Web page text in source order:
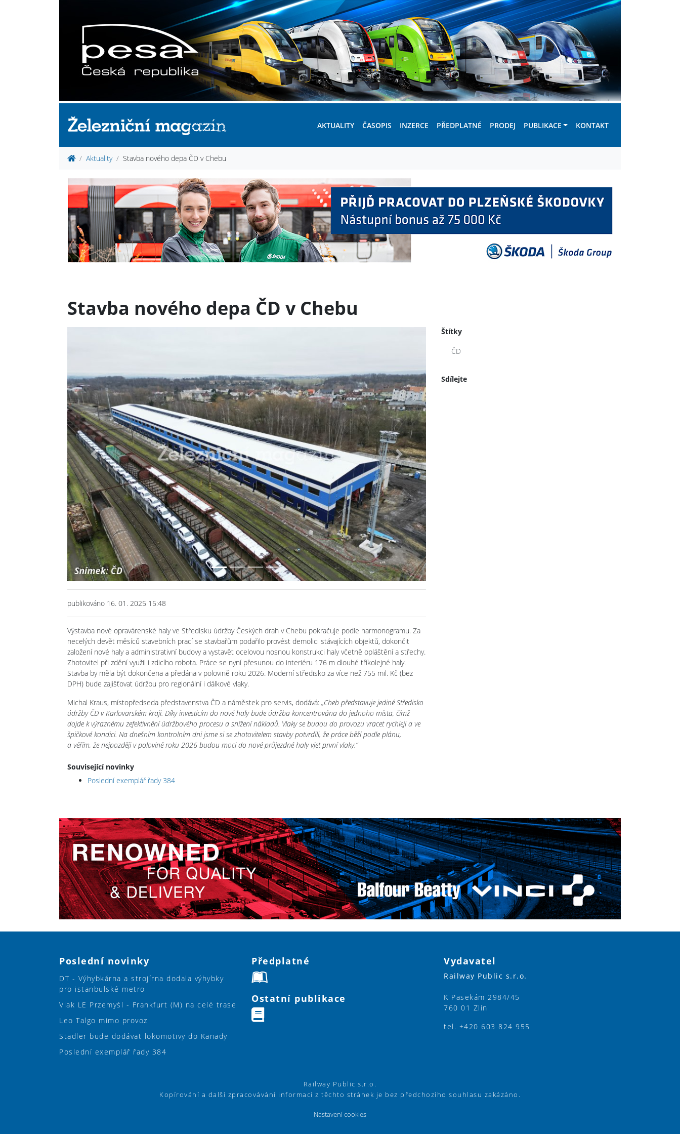
AKTUALITY ČASOPIS INZERCE PŘEDPLATNÉ PRODEJ PUBLIKACE KONTAKT
Aktuality Stavba nového depa ČD v Chebu
Stavba nového depa ČD v Chebu
Previous Next
publikováno 16. 01. 2025 15:48
Výstavba nové opravárenské haly ve Středisku údržby Českých drah v Chebu pokračuje podle harmonogramu. Za
necelých devět měsíců stavebních prací se stavbařům podařilo provést demolici stávajících objektů, dokončit
založení nové haly a administrativní budovy a vystavět ocelovou nosnou konstrukci haly včetně opláštění a střechy.
Zhotovitel při zdění využil i zdicího robota. Práce se nyní přesunou do interiéru 176 m dlouhé tříkolejné haly.
Stavba by měla být dokončena a předána v polovině roku 2026. Moderní středisko za více než 755 mil. Kč (bez
DPH) bude zajišťovat údržbu pro regionální i dálkové vlaky.
Michal Kraus, místopředseda představenstva ČD a náměstek pro servis, dodává: „Cheb představuje jediné Středisko
údržby ČD v Karlovarském kraji. Díky investicím do nové haly bude údržba koncentrována do jednoho místa, čímž
dojde k výraznému zefektivnění údržbového procesu a snížení nákladů. Vlaky se budou do provozu vracet rychleji a ve
špičkové kondici. Na dnešním kontrolním dni jsme si se zhotovitelem stavby potvrdili, že práce běží podle plánu,
a věřím, že nejpozději v polovině roku 2026 budou moci do nové průjezdné haly vjet první vlaky.“
Související novinky
Poslední exemplář řady 384
Štítky
ČD
Sdílejte
Poslední novinky
DT - Výhybkárna a strojírna dodala výhybky
pro istanbulské metro
Vlak LE Przemyśl - Frankfurt (M) na celé trase
Leo Talgo mimo provoz
Stadler bude dodávat lokomotivy do Kanady
Poslední exemplář řady 384
Předplatné
Ostatní publikace
Vydavatel
Railway Public s.r.o.
K Pasekám 2984/45
760 01 Zlín
tel. +420 603 824 955
Railway Public s.r.o.
Kopírování a další zpracovávání informací z těchto stránek je bez předchozího souhlasu zakázáno.
Nastavení cookies